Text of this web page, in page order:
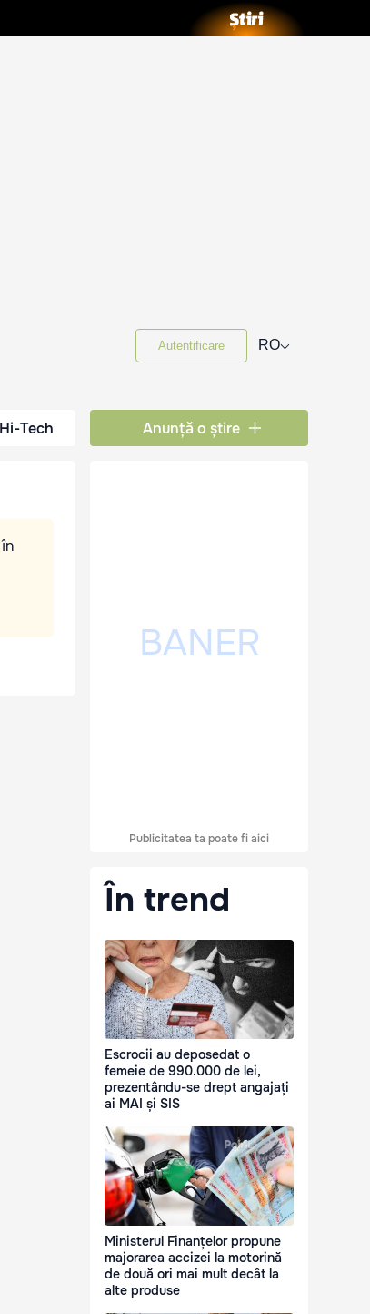
Autentificare RO⌵
Hi-Tech Anunță o știre
Publicitatea ta poate fi aici
În trend
Escrocii au deposedat o
femeie de 990.000 de lei,
prezentându-se drept angajați
ai MAI și SIS
Ministerul Finanțelor propune
majorarea accizei la motorină
de două ori mai mult decât la
alte produse